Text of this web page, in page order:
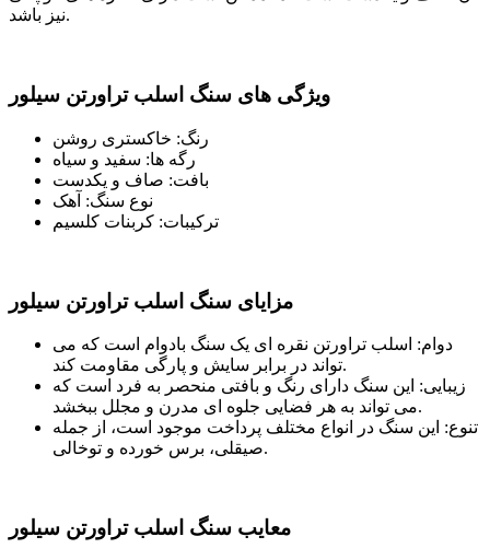
نیز باشد.
ویژگی های سنگ اسلب تراورتن سیلور
رنگ: خاکستری روشن
رگه ها: سفید و سیاه
بافت: صاف و یکدست
نوع سنگ: آهک
ترکیبات: کربنات کلسیم
مزایای سنگ اسلب تراورتن سیلور
دوام: اسلب تراورتن نقره ای یک سنگ بادوام است که می
تواند در برابر سایش و پارگی مقاومت کند.
زیبایی: این سنگ دارای رنگ و بافتی منحصر به فرد است که
می تواند به هر فضایی جلوه ای مدرن و مجلل ببخشد.
تنوع: این سنگ در انواع مختلف پرداخت موجود است، از جمله
صیقلی، برس خورده و توخالی.
معایب سنگ اسلب تراورتن سیلور